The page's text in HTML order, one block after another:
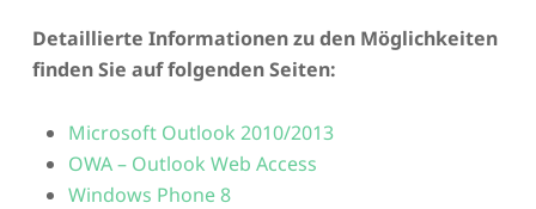
Detaillierte Informationen zu den Möglichkeiten
finden Sie auf folgenden Seiten:
Microsoft Outlook 2010/2013
OWA – Outlook Web Access
Windows Phone 8